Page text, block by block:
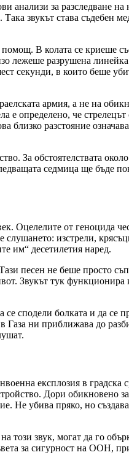
анализи за разследване
звукът става съдебен
В колата се криеше
лежеше разрушена
секунди, в които беше
армия, а не на
е определено, че
близко разстояние
За обстоятелствата
седмица ще бъде
Оцелелите от геноцида
изстрели,
им“ десетилетия наред.
песен не беше просто
Звукът тук функционира
сподели болката и да се
Газа ни приближава до
експлозия в градска
Дори обикновено
Не убива пряко, но
този звук, могат да го
за сигурност на ООН,